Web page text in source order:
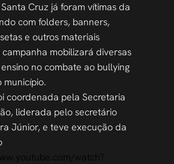
Cruz já foram vítimas da
com folders, banners,
e outros materiais
campanha mobilizará diversas
no combate ao bullying
município.
coordenada pela Secretaria
liderada pelo secretário
Júnior, e teve execução da
watch?